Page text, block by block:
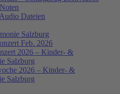
Dateien
Salzburg
Feb. 2026
2026 – Kinder- &
Salzburg
2026 – Kinder- &
Salzburg